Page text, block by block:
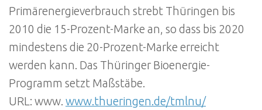
Primärenergieverbrauch strebt Thüringen bis
2010 die 15-Prozent-Marke an, so dass bis 2020
mindestens die 20-Prozent-Marke erreicht
werden kann. Das Thüringer Bioenergie-
Programm setzt Maßstäbe.
URL: www. www.thueringen.de/tmlnu/